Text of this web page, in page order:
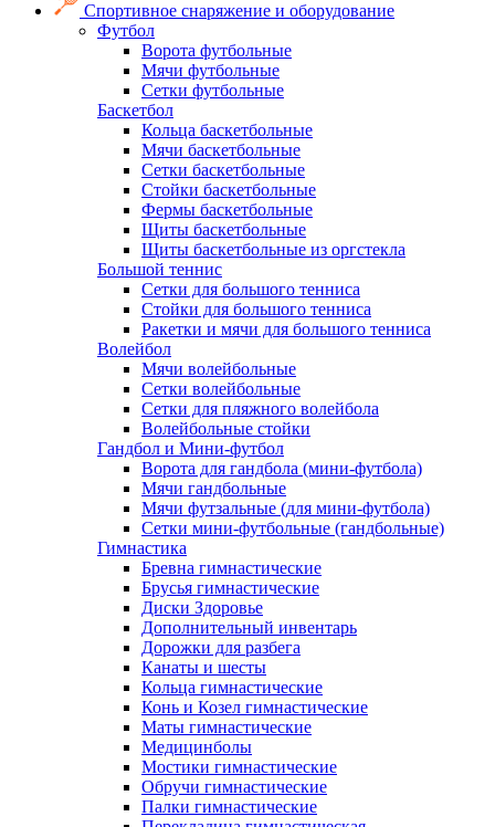
Спортивное снаряжение и оборудование
Футбол
Ворота футбольные
Мячи футбольные
Сетки футбольные
Баскетбол
Кольца баскетбольные
Мячи баскетбольные
Сетки баскетбольные
Стойки баскетбольные
Фермы баскетбольные
Щиты баскетбольные
Щиты баскетбольные из оргстекла
Большой теннис
Сетки для большого тенниса
Стойки для большого тенниса
Ракетки и мячи для большого тенниса
Волейбол
Мячи волейбольные
Сетки волейбольные
Сетки для пляжного волейбола
Волейбольные стойки
Гандбол и Мини-футбол
Ворота для гандбола (мини-футбола)
Мячи гандбольные
Мячи футзальные (для мини-футбола)
Сетки мини-футбольные (гандбольные)
Гимнастика
Бревна гимнастические
Брусья гимнастические
Диски Здоровье
Дополнительный инвентарь
Дорожки для разбега
Канаты и шесты
Кольца гимнастические
Конь и Козел гимнастические
Маты гимнастические
Медицинболы
Мостики гимнастические
Обручи гимнастические
Палки гимнастические